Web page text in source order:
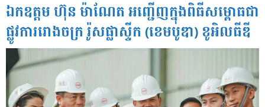
ឯកឧត្តម ហ៊ុន ម៉ាណែត អញ្ជើញក្នុងពិធីសម្ពោធជា
ផ្លូវការរោងចក្រ រ៉ូសផ្លាស្ទីក (ខេមបូឌា) ខូអិលធីឌី